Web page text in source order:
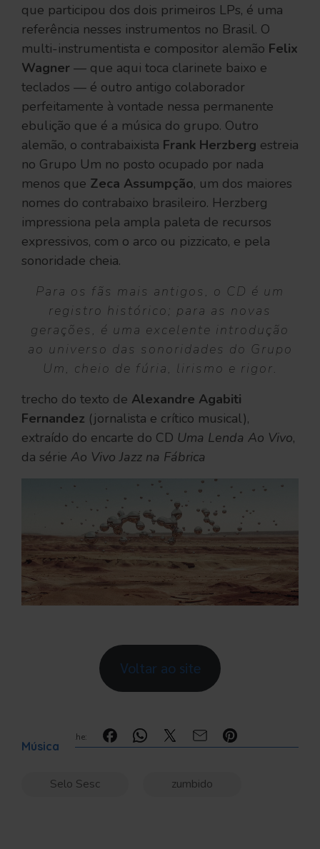
que participou dos dois primeiros LPs, é uma
referência nesses instrumentos no Brasil. O
multi-instrumentista e compositor alemão Felix
Wagner — que aqui toca clarinete baixo e
teclados — é outro antigo colaborador
perfeitamente à vontade nessa permanente
ebulição que é a música do grupo. Outro
alemão, o contrabaixista Frank Herzberg estreia
no Grupo Um no posto ocupado por nada
menos que Zeca Assumpção, um dos maiores
nomes do contrabaixo brasileiro. Herzberg
impressiona pela ampla paleta de recursos
expressivos, com o arco ou pizzicato, e pela
sonoridade cheia.
Para os fãs mais antigos, o CD é um
registro histórico; para as novas
gerações, é uma excelente introdução
ao universo das sonoridades do Grupo
Um, cheio de fúria, lirismo e rigor.
trecho do texto de Alexandre Agabiti
Fernandez (jornalista e crítico musical),
extraído do encarte do CD Uma Lenda Ao Vivo,
da série Ao Vivo Jazz na Fábrica
Voltar ao site
Compartilhe:
Música
Selo Sesc zumbido